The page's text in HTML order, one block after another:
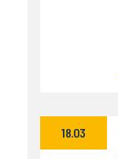
18.03